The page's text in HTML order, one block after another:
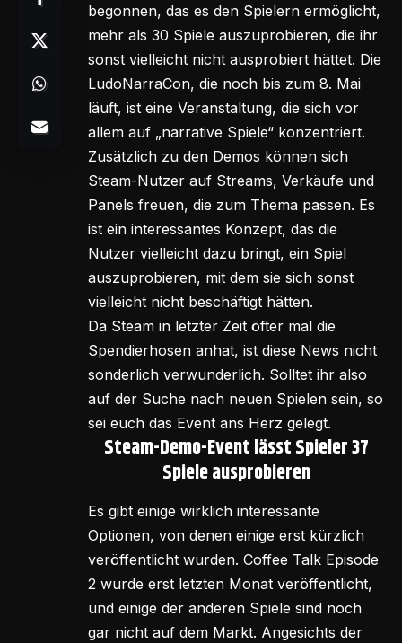
begonnen, das es den Spielern ermöglicht,
mehr als 30 Spiele auszuprobieren, die ihr
sonst vielleicht nicht ausprobiert hättet. Die
LudoNarraCon, die noch bis zum 8. Mai
läuft, ist eine Veranstaltung, die sich vor
allem auf „narrative Spiele“ konzentriert.
Zusätzlich zu den Demos können sich
Steam-Nutzer auf Streams, Verkäufe und
Panels freuen, die zum Thema passen. Es
ist ein interessantes Konzept, das die
Nutzer vielleicht dazu bringt, ein Spiel
auszuprobieren, mit dem sie sich sonst
vielleicht nicht beschäftigt hätten.
Da Steam in letzter Zeit öfter mal die
Spendierhosen anhat, ist diese News nicht
sonderlich verwunderlich. Solltet ihr also
auf der Suche nach neuen Spielen sein, so
sei euch das Event ans Herz gelegt.
Steam-Demo-Event lässt Spieler 37
Spiele ausprobieren
Es gibt einige wirklich interessante
Optionen, von denen einige erst kürzlich
veröffentlicht wurden. Coffee Talk Episode
2 wurde erst letzten Monat veröffentlicht,
und einige der anderen Spiele sind noch
gar nicht auf dem Markt. Angesichts der